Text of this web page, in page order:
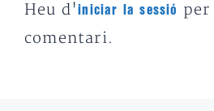
Heu d'iniciar la sessió
per
comentari.